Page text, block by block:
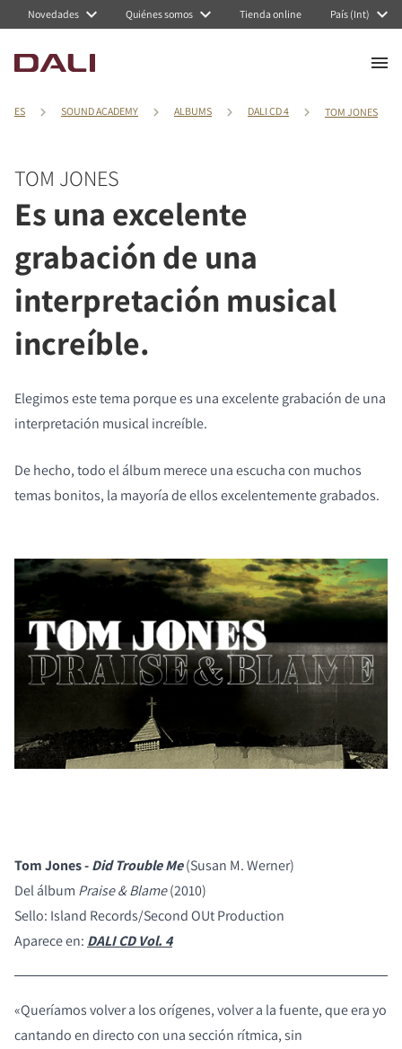
Novedades Quiénes somos Tienda online País (Int)
ES SOUND ACADEMY ALBUMS DALI CD 4 TOM JONES
TOM JONES
Es una excelente
grabación de una
interpretación musical
increíble.
Elegimos este tema porque es una excelente grabación de una
interpretación musical increíble.
De hecho, todo el álbum merece una escucha con muchos
temas bonitos, la mayoría de ellos excelentemente grabados.
Tom Jones -Did Trouble Me(Susan M. Werner)
Del álbum Praise & Blame(2010)
Sello: Island Records/Second OUt Production
Aparece en: DALI CD Vol. 4
«Queríamos volver a los orígenes, volver a la fuente, que era yo
cantando en directo con una sección rítmica, sin